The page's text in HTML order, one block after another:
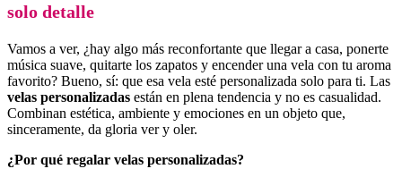
solo detalle
Vamos a ver, ¿hay algo más reconfortante que llegar a casa, ponerte
música suave, quitarte los zapatos y encender una vela con tu aroma
favorito? Bueno, sí: que esa vela esté personalizada solo para ti. Las
velas personalizadas están en plena tendencia y no es casualidad.
Combinan estética, ambiente y emociones en un objeto que,
sinceramente, da gloria ver y oler.
¿Por qué regalar velas personalizadas?